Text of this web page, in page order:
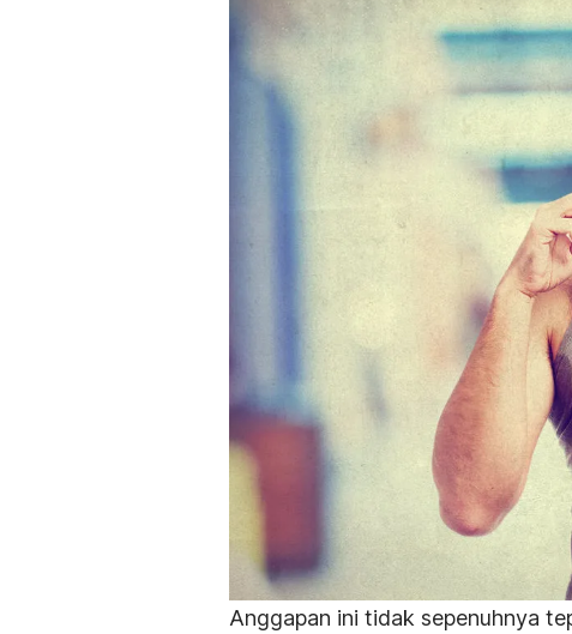
Anggapan ini tidak sepenuhnya